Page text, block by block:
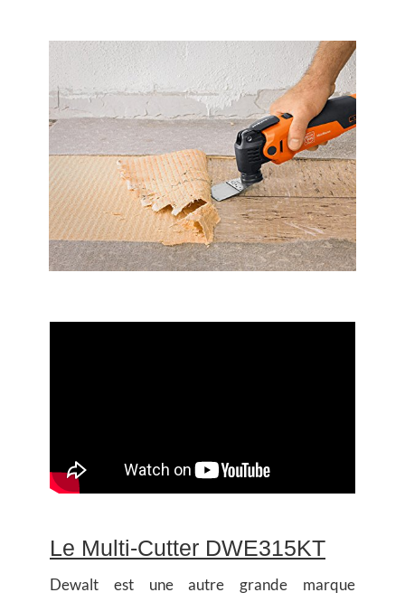
Le Multi-Cutter DWE315KT
Dewalt est une autre grande marque